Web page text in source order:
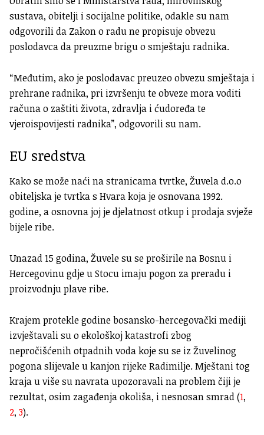
sustava, obitelji i socijalne politike, odakle su nam
odgovorili da Zakon o radu ne propisuje obvezu
poslodavca da preuzme brigu o smještaju radnika.
“Međutim, ako je poslodavac preuzeo obvezu smještaja i
prehrane radnika, pri izvršenju te obveze mora voditi
računa o zaštiti života, zdravlja i ćudoređa te
vjeroispovijesti radnika”, odgovorili su nam.
EU sredstva
Kako se može naći na stranicama tvrtke, Žuvela d.o.o
obiteljska je tvrtka s Hvara koja je osnovana 1992.
godine, a osnovna joj je djelatnost otkup i prodaja svježe
bijele ribe.
Unazad 15 godina, Žuvele su se proširile na Bosnu i
Hercegovinu gdje u Stocu imaju pogon za preradu i
proizvodnju plave ribe.
Krajem protekle godine bosansko-hercegovački mediji
izvještavali su o ekološkoj katastrofi zbog
nepročišćenih otpadnih voda koje su se iz Žuvelinog
pogona slijevale u kanjon rijeke Radimilje. Mještani tog
kraja u više su navrata upozoravali na problem čiji je
rezultat, osim zagađenja okoliša, i nesnosan smrad (1,
2, 3).